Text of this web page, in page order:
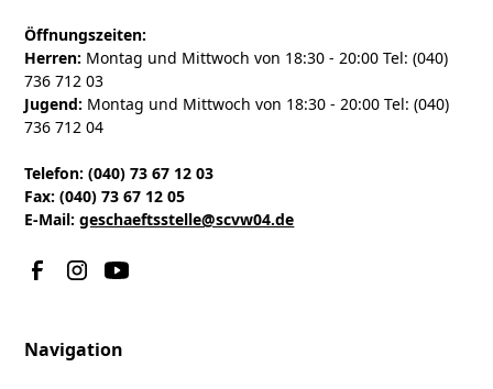
Öffnungszeiten:
Herren: Montag und Mittwoch von 18:30 - 20:00 Tel: (040)
736 712 03
Jugend: Montag und Mittwoch von 18:30 - 20:00 Tel: (040)
736 712 04
Telefon: (040) 73 67 12 03
Fax: (040) 73 67 12 05
E-Mail:geschaeftsstelle@scvw04.de
Navigation